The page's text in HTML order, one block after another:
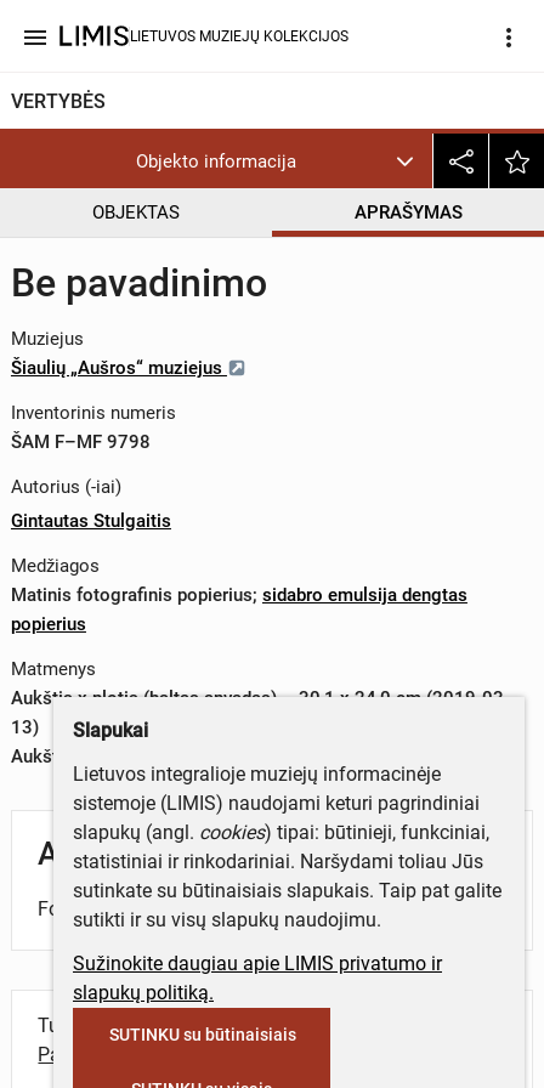
menu LIETUVOS MUZIEJŲ KOLEKCIJOS more_vert
VERTYBĖS
Objekto informacija
OBJEKTAS APRAŠYMAS
Be pavadinimo
Muziejus
Šiaulių „Aušros“ muziejus
Inventorinis numeris
ŠAM F–MF 9798
Autorius (-iai)
Gintautas Stulgaitis
Medžiagos
Matinis fotografinis popierius; sidabro emulsija dengtas
popierius
Matmenys
Aukštis x plotis (baltas apvadas) – 30,1 x 24,0 cm (2019-03-
13)
Aukštis x plotis (vaizdas) – 27,7 x 17,2 cm (2019-03-13)
Aprašymas
Fotografijoje – menininko studija.
Turite daugiau informacijos apie objektą?
Parašykite mums!
Slapukai
Lietuvos integralioje muziejų informacinėje
sistemoje (LIMIS) naudojami keturi pagrindiniai
slapukų (angl. cookies) tipai: būtinieji, funkciniai,
statistiniai ir rinkodariniai. Naršydami toliau Jūs
sutinkate su būtinaisiais slapukais. Taip pat galite
sutikti ir su visų slapukų naudojimu.
Sužinokite daugiau apie LIMIS privatumo ir
slapukų politiką.
SUTINKU su būtinaisiais